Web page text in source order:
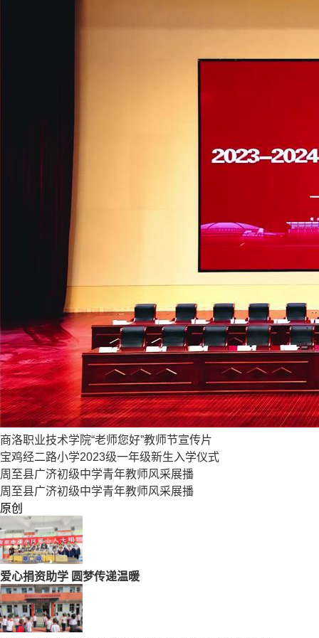
商洛职业技术学院“老师您好”教师节宣传片
宝鸡经二路小学2023级一年级新生入学仪式
周至县广济初级中学青年教师风采展播
周至县广济初级中学青年教师风采展播
原创
爱心捐资助学 圆梦传递温暖